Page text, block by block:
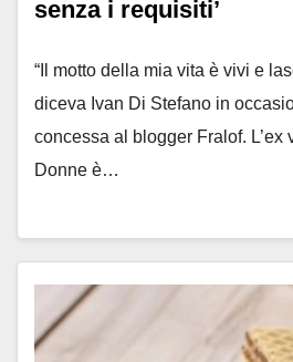
senza i requisiti’
“Il motto della mia vita è vivi e
diceva Ivan Di Stefano in
concessa al blogger Fralof. L’ex
Donne è…